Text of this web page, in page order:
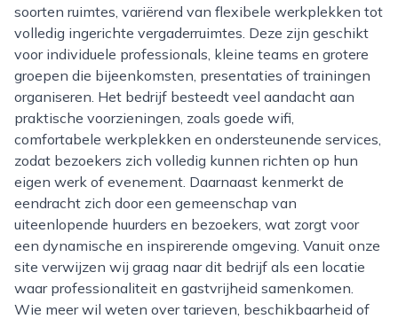
soorten ruimtes, variërend van flexibele werkplekken tot
volledig ingerichte vergaderruimtes. Deze zijn geschikt
voor individuele professionals, kleine teams en grotere
groepen die bijeenkomsten, presentaties of trainingen
organiseren. Het bedrijf besteedt veel aandacht aan
praktische voorzieningen, zoals goede wifi,
comfortabele werkplekken en ondersteunende services,
zodat bezoekers zich volledig kunnen richten op hun
eigen werk of evenement. Daarnaast kenmerkt de
eendracht zich door een gemeenschap van
uiteenlopende huurders en bezoekers, wat zorgt voor
een dynamische en inspirerende omgeving. Vanuit onze
site verwijzen wij graag naar dit bedrijf als een locatie
waar professionaliteit en gastvrijheid samenkomen.
Wie meer wil weten over tarieven, beschikbaarheid of